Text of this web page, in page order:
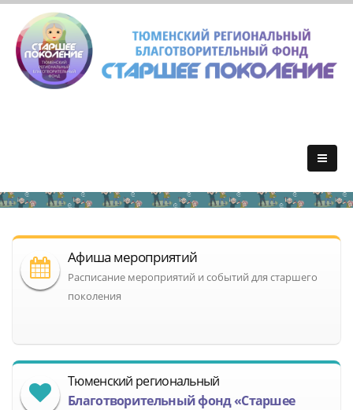
Афиша мероприятий
Расписание мероприятий и событий для старшего
поколения
Тюменский региональный
Благотворительный фонд «Старшее